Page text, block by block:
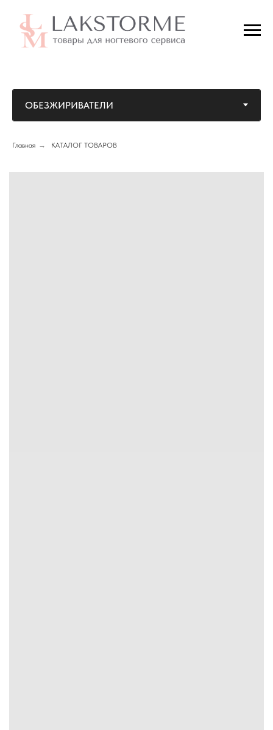
Главная → КАТАЛОГ ТОВАРОВ